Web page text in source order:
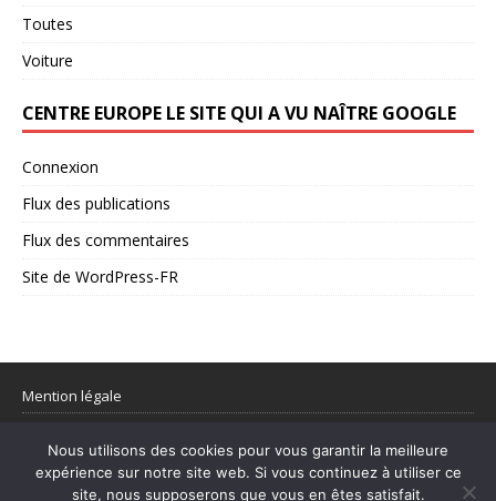
Toutes
Voiture
CENTRE EUROPE LE SITE QUI A VU NAÎTRE GOOGLE
Connexion
Flux des publications
Flux des commentaires
Site de WordPress-FR
Mention légale
© 1998–2026 Centre Europe Actu – L’actualité utile et les sujets qui
Nous utilisons des cookies pour vous garantir la meilleure
expérience sur notre site web. Si vous continuez à utiliser ce
site, nous supposerons que vous en êtes satisfait.